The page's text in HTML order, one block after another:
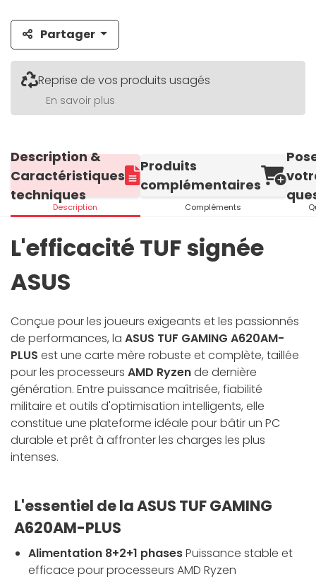
Partager
Reprise de vos produits usagés
En savoir plus
Description &
Caractéristiques
techniques
Description
Produits
complémentaires
Compléments
L'efficacité TUF signée
ASUS
Conçue pour les joueurs exigeants et les passionnés
de performances, la ASUS TUF GAMING A620AM-
PLUS est une carte mère robuste et complète, taillée
pour les processeurs AMD Ryzende dernière
génération. Entre puissance maîtrisée, fiabilité
militaire et outils d'optimisation intelligents, elle
constitue une plateforme idéale pour bâtir un PC
durable et prêt à affronter les charges les plus
intenses.
L'essentiel de la ASUS TUF GAMING
A620AM-PLUS
Alimentation 8+2+1 phasesPuissance stable et
efficace pour processeurs AMD Ryzen